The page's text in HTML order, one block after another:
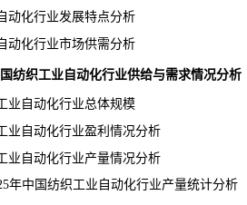
化行业发展特点分析
化行业市场供需分析
纺织工业自动化行业供给与需求情况分析
自动化行业总体规模
自动化行业盈利情况分析
自动化行业产量情况分析
国纺织工业自动化行业产量统计分析